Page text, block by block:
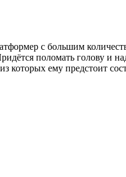
с большим
поломать голову и
которых ему предстоит